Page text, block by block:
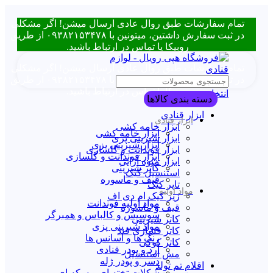
سفارشات طبق روال عادی ارسال میشن! اگر مشکلی
در ثبت سفارش داشتین، میتونین با ۰۹۳۸۲۱۵۳۴۷۸ از طریق
روبیکا یا تماس در ارتباط باشید.
سفارشات طبق روال عادی ارسال میشن! اگر مشکلی
روبیکا یا تماس در ارتباط باشید.انتخاب دسته بندی
ابزار قنادی
ابزار خامه کشی
ابزار شیرینی پزی
ابزار فوندانت و گلسازی
ابزار میوه آرایی
استنسیل کیک
تاپر کیک
زیر کیک ام دی اف
قیف و ماسوره
کاتر شیرینی
کاتر فشاری قند
کاتر کوکی
مش استنسیل
اقلام تم تولد
دسته بندی کالاها
ابزار قنادی
ابزار خامه کشی
ابزار شیرینی پزی
ابزار فوندانت و گلسازی
کاتر شیرینی
قیف و ماسوره
مواد اولیه
مواد اولیه فوندانت
سوسیس و کالباس و همبرگر
مواد شیرینی پزی
رنگ ها و اسانس ها
آرد و پودر قنادی
دسر و پودر ژله